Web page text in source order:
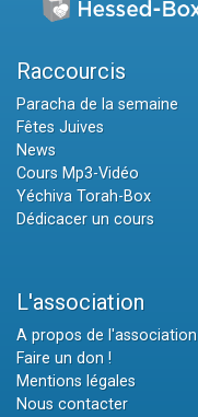
Raccourcis
Paracha de la semaine
Fêtes Juives
News
Cours Mp3-Vidéo
Yéchiva Torah-Box
Dédicacer un cours
L'association
A propos de l'association
Faire un don !
Mentions légales
Nous contacter